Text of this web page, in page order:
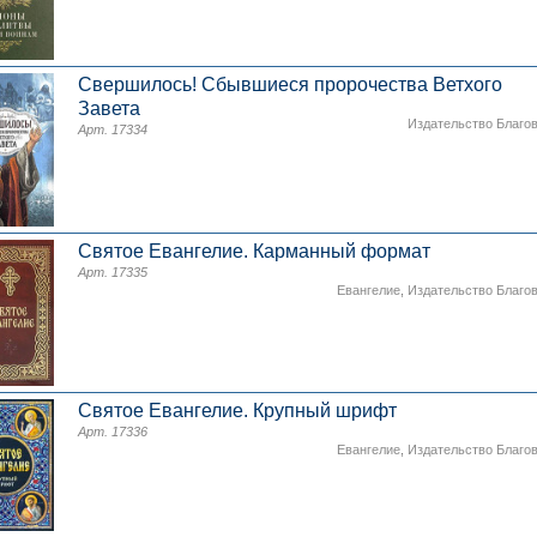
Свершилось! Сбывшиеся пророчества Ветхого
Завета
Издательство
Арт. 17334
Святое Евангелие. Карманный формат
Евангелие Издательство
Арт. 17335
Святое Евангелие. Крупный шрифт
Евангелие Издательство
Арт. 17336